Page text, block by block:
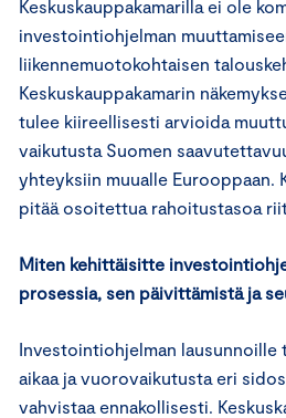
Keskuskauppakamarilla ei ole
investointiohjelman
liikennemuotokohtaisen
Keskuskauppakamarin
tulee kiireellisesti arvioida
vaikutusta Suomen
yhteyksiin muualle Eurooppaan.
pitää osoitettua rahoitustasoa
Miten kehittäisitte
prosessia, sen päivittämistä ja
Investointiohjelman lausunnoille
aikaa ja vuorovaikutusta eri
vahvistaa ennakollisesti.